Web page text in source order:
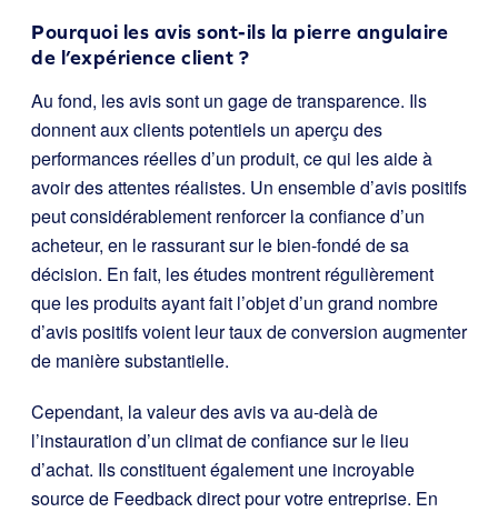
Pourquoi les avis sont-ils la pierre angulaire
de l’expérience client ?
Au fond, les avis sont un gage de transparence. Ils
donnent aux clients potentiels un aperçu des
performances réelles d’un produit, ce qui les aide à
avoir des attentes réalistes. Un ensemble d’avis positifs
peut considérablement renforcer la confiance d’un
acheteur, en le rassurant sur le bien-fondé de sa
décision. En fait, les études montrent régulièrement
que les produits ayant fait l’objet d’un grand nombre
d’avis positifs voient leur taux de conversion augmenter
de manière substantielle.
Cependant, la valeur des avis va au-delà de
l’instauration d’un climat de confiance sur le lieu
d’achat. Ils constituent également une incroyable
source de Feedback direct pour votre entreprise. En